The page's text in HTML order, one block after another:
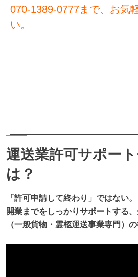
070-1389-0777まで、お気
い。
運送業許可サポー
は？
「許可申請して終わり」ではない。
開業までをしっかりサポートする
（一般貨物・霊柩運送事業専門）